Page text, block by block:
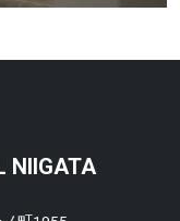
NIIGATA